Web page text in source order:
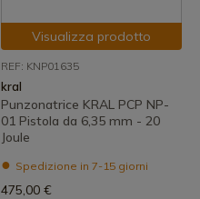
Visualizza prodotto
REF: KNP01635
kral
Punzonatrice KRAL PCP NP-
01 Pistola da 6,35 mm - 20
Joule
Spedizione in 7-15 giorni
475,00 €